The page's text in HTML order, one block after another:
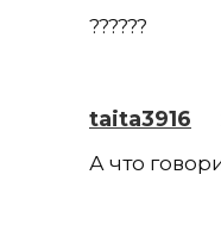
??????
taita3916
А что